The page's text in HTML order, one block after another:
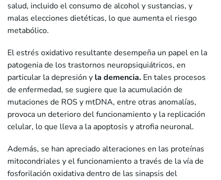
salud, incluido el consumo de alcohol y sustancias, y
malas elecciones dietéticas, lo que aumenta el riesgo
metabólico.
El estrés oxidativo resultante desempeña un papel en la
patogenia de los trastornos neuropsiquiátricos, en
particular la depresión y la demencia. En tales procesos
de enfermedad, se sugiere que la acumulación de
mutaciones de ROS y mtDNA, entre otras anomalías,
provoca un deterioro del funcionamiento y la replicación
celular, lo que lleva a la apoptosis y atrofia neuronal.
Además, se han apreciado alteraciones en las proteínas
mitocondriales y el funcionamiento a través de la vía de
fosforilación oxidativa dentro de las sinapsis del